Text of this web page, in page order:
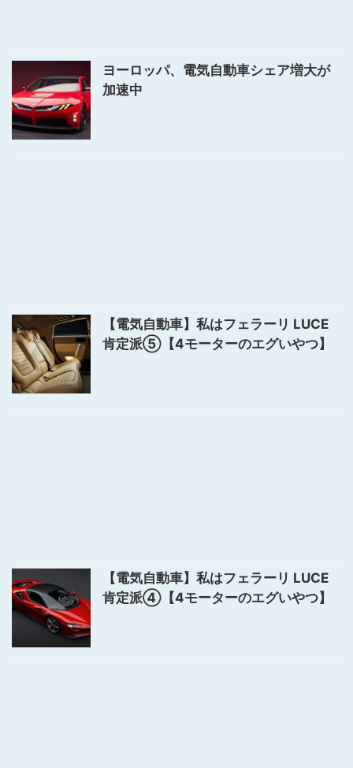
ヨーロッパ、電気自動車シェア増大が
加速中
【電気自動車】私はフェラーリ LUCE
肯定派⑤【4モーターのエグいやつ】
【電気自動車】私はフェラーリ LUCE
肯定派④【4モーターのエグいやつ】